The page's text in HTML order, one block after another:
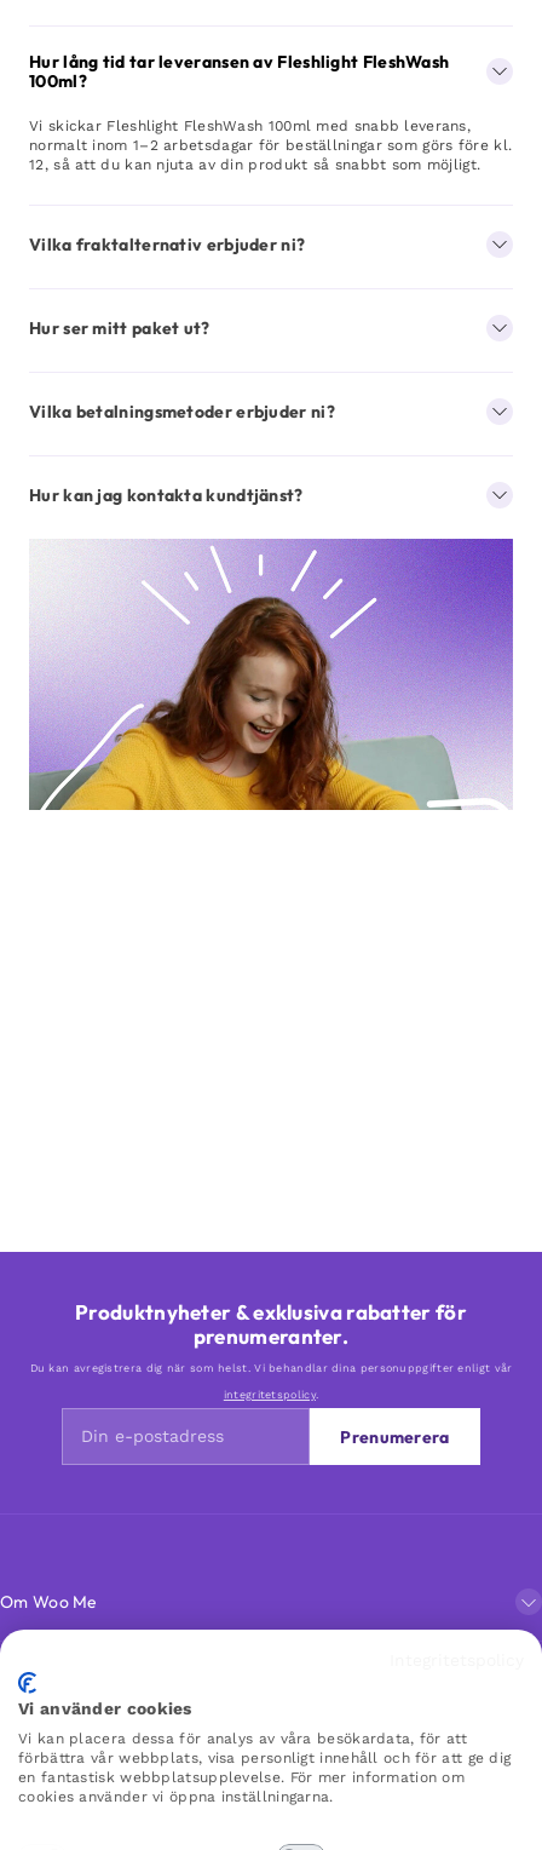
Hur lång tid tar leveransen av Fleshlight FleshWash
100ml?
Vi skickar Fleshlight FleshWash 100ml med snabb leverans,
normalt inom 1–2 arbetsdagar för beställningar som görs före kl.
12, så att du kan njuta av din produkt så snabbt som möjligt.
Vilka fraktalternativ erbjuder ni?
Hur ser mitt paket ut?
Vilka betalningsmetoder erbjuder ni?
Hur kan jag kontakta kundtjänst?
Produktnyheter & exklusiva rabatter för
prenumeranter.
Du kan avregistrera dig när som helst. Vi behandlar dina personuppgifter enligt vår
integritetspolicy.
Prenumerera
Om Woo Me
Kundservice
Favoriter
Vi använder cookies
Vi kan placera dessa för analys av våra besökardata, för att
förbättra vår webbplats, visa personligt innehåll och för att ge dig
en fantastisk webbplatsupplevelse. För mer information om
cookies använder vi öppna inställningarna.